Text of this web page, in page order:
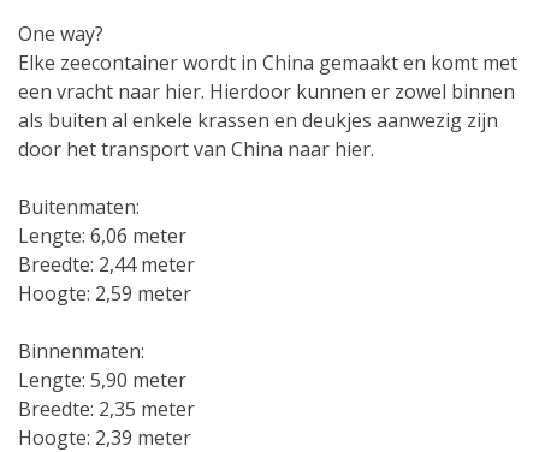
One way?
Elke zeecontainer wordt in China gemaakt en komt met
een vracht naar hier. Hierdoor kunnen er zowel binnen
als buiten al enkele krassen en deukjes aanwezig zijn
door het transport van China naar hier.
Buitenmaten:
Lengte: 6,06 meter
Breedte: 2,44 meter
Hoogte: 2,59 meter
Binnenmaten:
Lengte: 5,90 meter
Breedte: 2,35 meter
Hoogte: 2,39 meter